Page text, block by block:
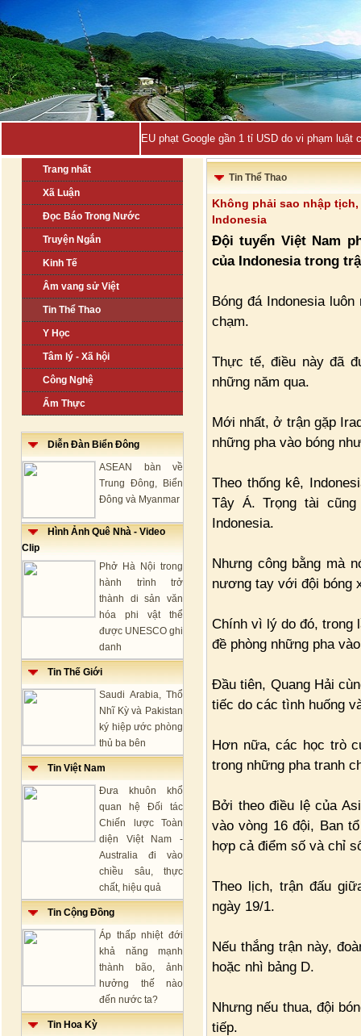
EU phạt Google gần 1 tỉ USD do vi phạm luật
Trang nhất
Xã Luận
Đọc Báo Trong Nước
Truyện Ngắn
Kinh Tế
Âm vang sử Việt
Tin Thể Thao
Y Học
Tâm lý - Xã hội
Công Nghệ
Ẩm Thực
Diễn Đàn Biển Đông
ASEAN bàn về
Trung Đông, Biển
Đông và Myanmar
Hình Ảnh Quê Nhà - Video
Clip
Phở Hà Nội trong
hành trình trở
thành di sản văn
hóa phi vật thể
được UNESCO ghi
danh
Tin Thế Giới
Saudi Arabia, Thổ
Nhĩ Kỳ và Pakistan
ký hiệp ước phòng
thủ ba bên
Tin Việt Nam
Đưa khuôn khổ
quan hệ Đối tác
Chiến lược Toàn
diện Việt Nam -
Australia đi vào
chiều sâu, thực
chất, hiệu quả
Tin Cộng Đồng
Áp thấp nhiệt đới
khả năng mạnh
thành bão, ảnh
hưởng thế nào
đến nước ta?
Tin Hoa Kỳ
Tin Thể Thao
Không phải sao nhập
Indonesia
Đội tuyển Việt Nam
của Indonesia trong
Bóng đá Indonesia
chạm.
Thực tế, điều này đã
những năm qua.
Mới nhất, ở trận gặp
những pha vào bóng
Theo thống kê,
Tây Á. Trọng tài
Indonesia.
Nhưng công bằng mà
nương tay với đội bóng
Chính vì lý do đó, trong
đề phòng những pha
Đầu tiên, Quang Hải
tiếc do các tình huống
Hơn nữa, các học trò
trong những pha tranh
Bởi theo điều lệ của
vào vòng 16 đội, Ban
hợp cả điểm số và chỉ
Theo lịch, trận đấu
ngày 19/1.
Nếu thắng trận này,
hoặc nhì bảng D.
Nhưng nếu thua, đội
tiếp.